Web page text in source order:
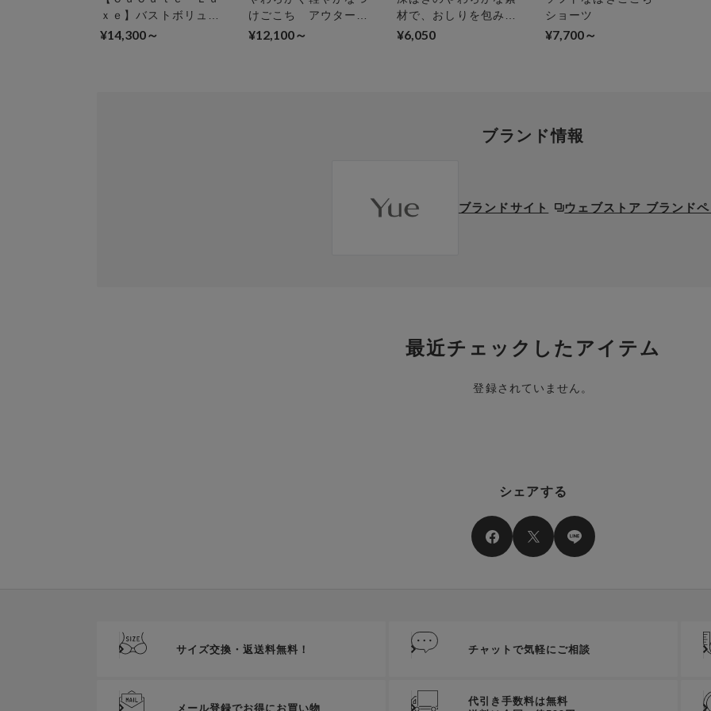
ｘｅ】バストボリュー
ムをコンパクトに、ミ
¥14,300～
けごこち アウターに
ひびきくいブラ ３／
¥12,100～
材で、おしりを包みこ
む ショーツ
¥6,050
ショーツ
¥7,700～
ブランド情報
ブランドサイト ウェブストア ブランド
最近チェックしたアイテム
登録されていません。
シェアする
サイズ交換・返送料無料！ チャットで気軽にご相談
メール登録でお得にお買い物
代引き手数料は無料